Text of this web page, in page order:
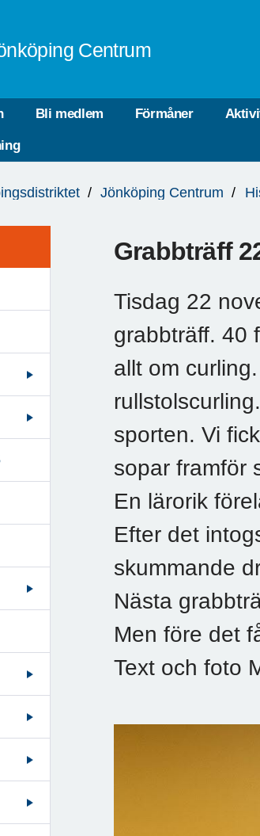
Centrum
Bli medlem Förmåner
Jönköping Centrum
Grabbträff
Tisdag 22
grabbträff. 40
allt om
sporten. Vi
sopar framför
En lärorik
Efter det
skummande
Nästa
Men före det
Text och foto